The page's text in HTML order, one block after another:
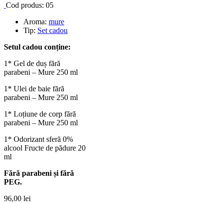
Cod produs: 05
Aroma: mure
Tip: Set cadou
Setul cadou conține:
1* Gel de duș fără
parabeni – Mure 250 ml
1* Ulei de baie fără
parabeni – Mure 250 ml
1* Loțiune de corp fără
parabeni – Mure 250 ml
1* Odorizant sferă 0%
alcool Fructe de pădure 20
ml
Fără parabeni și fără
PEG.
96,00 lei